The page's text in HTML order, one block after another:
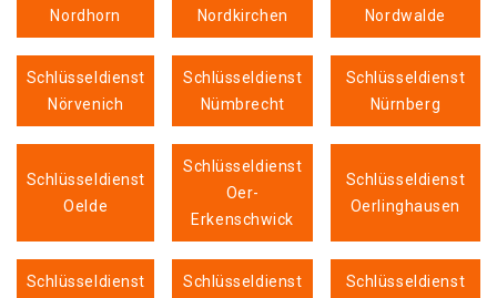
Nordhorn
Nordkirchen
Nordwalde
Schlüsseldienst
Nörvenich
Schlüsseldienst
Nümbrecht
Schlüsseldienst
Nürnberg
Schlüsseldienst
Oelde
Schlüsseldienst
Oer-
Erkenschwick
Schlüsseldienst
Oerlinghausen
Schlüsseldienst
Schlüsseldienst
Schlüsseldienst